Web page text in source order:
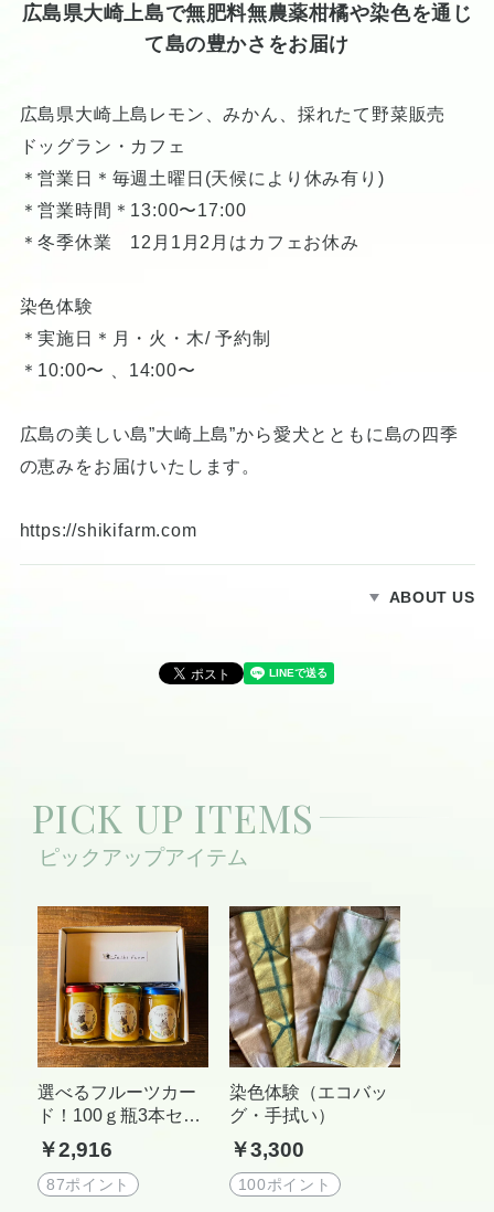
広島県大崎上島で無肥料無農薬柑橘や染色を通じ
て島の豊かさをお届け
広島県大崎上島レモン、みかん、採れたて野菜販売
ドッグラン・カフェ
＊営業日＊毎週土曜日(天候により休み有り)
＊営業時間＊13:00〜17:00
＊冬季休業 12月1月2月はカフェお休み
染色体験
＊実施日＊月・火・木/ 予約制
＊10:00〜 、14:00〜
広島の美しい島”大崎上島”から愛犬とともに島の四季
の恵みをお届けいたします。
https://shikifarm.com
ABOUT US
PICK UP ITEMS
選べるフルーツカー
ド！100ｇ瓶3本セッ
ト
￥2,916
87ポイント
染色体験（エコバッ
グ・手拭い）
￥3,300
100ポイント